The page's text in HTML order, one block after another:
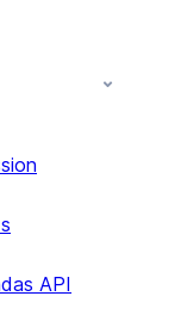
index at
API